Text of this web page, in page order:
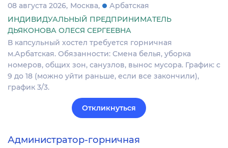
08 августа 2026 Москва
Арбатская
ИНДИВИДУАЛЬНЫЙ ПРЕДПРИНИМАТЕЛЬ
ДЬЯКОНОВА ОЛЕСЯ СЕРГЕЕВНА
В капсульный хостел требуется горничная
м.Арбатская. Обязанности: Смена белья, уборка
номеров, общих зон, санузлов, вынос мусора. График: с
9 до 18 (можно уйти раньше, если все закончили),
график 3/3.
Откликнуться
Администратор-горничная